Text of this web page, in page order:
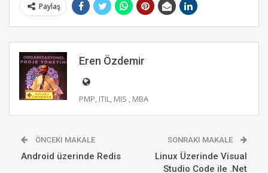
Paylaş
Eren Özdemir
PMP, ITIL, MIS , MBA
ÖNCEKI MAKALE
Android üzerinde Redis
SONRAKI MAKALE
Linux Üzerinde Visual
Studio Code ile .Net